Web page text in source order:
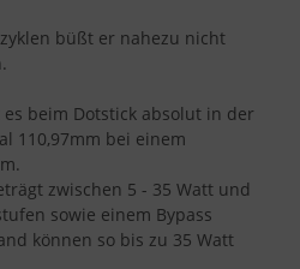
büßt er nahezu nicht
beim Dotstick absolut in der
110,97mm bei einem
zwischen 5 - 35 Watt und
sowie einem Bypass
können so bis zu 35 Watt